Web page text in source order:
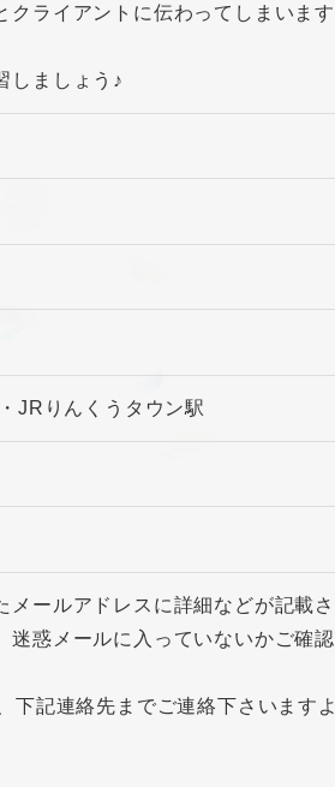
クライアントに伝わってしまいま
しましょう♪
JRりんくうタウン駅
メールアドレスに詳細などが記載
迷惑メールに入っていないかご確
下記連絡先までご連絡下さいます